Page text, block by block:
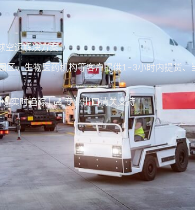
空运解决方案
区、生物医药机构等客户提供1–3小时内提货、
实时追踪 | 🛃 专业出口清关支持